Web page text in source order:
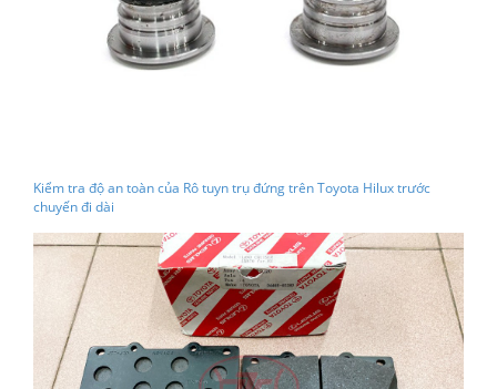
Kiểm tra độ an toàn của Rô tuyn trụ đứng trên Toyota Hilux trước
chuyến đi dài